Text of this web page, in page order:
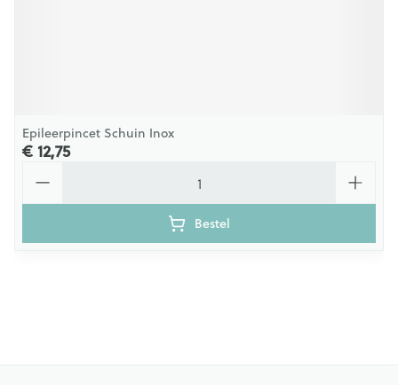
Epileerpincet Schuin Inox
€ 12,75
Bestel